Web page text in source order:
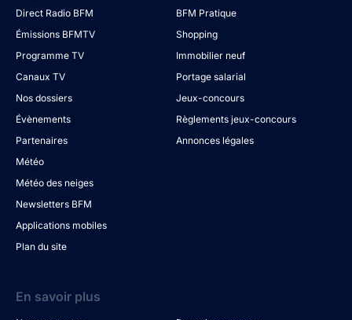
Direct Radio BFM
Émissions BFMTV
Programme TV
Canaux TV
Nos dossiers
Évènements
Partenaires
Météo
Météo des neiges
Newsletters BFM
Applications mobiles
Plan du site
BFM Pratique
Shopping
Immobilier neuf
Portage salarial
Jeux-concours
Règlements jeux-concours
Annonces légales
En savoir plus